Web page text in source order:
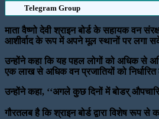
Telegram Group
माता वैष्णो देवी श्राइन बोर्ड के सहायक वन
आशीर्वाद के रूप में अपने मूल स्थानों पर लगा
उन्होंने कहा कि यह पहल लोगों को अधिक से
एक लाख से अधिक वन प्रजातियों को
उन्होंने कहा, ‘‘अगले कुछ दिनों में बोडर्
गौरतलब है कि श्राइन बोर्ड द्वारा विशेष